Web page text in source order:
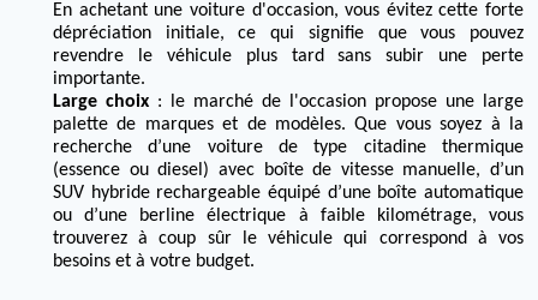
En achetant une voiture d'occasion, vous évitez cette forte
dépréciation initiale, ce qui signifie que vous pouvez
revendre le véhicule plus tard sans subir une perte
importante.
Large choix : le marché de l'occasion propose une large
palette de marques et de modèles. Que vous soyez à la
recherche d’une voiture de type citadine thermique
(essence ou diesel) avec boîte de vitesse manuelle, d’un
SUV hybride rechargeable équipé d’une boîte automatique
ou d’une berline électrique à faible kilométrage, vous
trouverez à coup sûr le véhicule qui correspond à vos
besoins et à votre budget.